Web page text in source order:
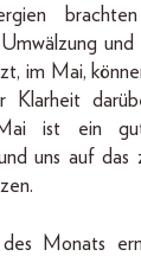
Umwälzung
im Mai,
Klarheit
ist ein
uns auf das
Monats